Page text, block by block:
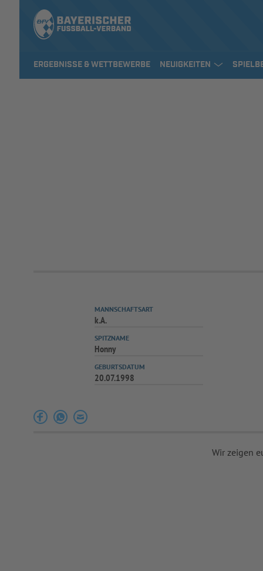
ERGEBNISSE & WETTBEWERBE NEUIGKEITEN
MANNSCHAFTSART
k.A.
SPITZNAME
Honny
GEBURTSDATUM
20.07.1998
Wir zeigen